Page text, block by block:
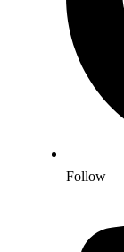
Follow